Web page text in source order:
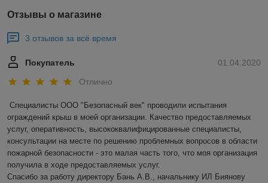
Отзывы о магазине
3 отзывов за всё время
01.04.2020
Покупатель
Отлично
Специалисты ООО "Безопасный век" проводили испытания
ограждений крыш в моей организации. Качество предоставляемых
услуг, оперативность, высококвалифицированные специалисты,
консультации на месте по решению проблемных вопросов в области
пожарной безопасности - это малая часть того, что моя организация
получила в ходе предоставляемых услуг.
Спасибо за работу директору Бань А.В., начальнику ИЛ Биянову